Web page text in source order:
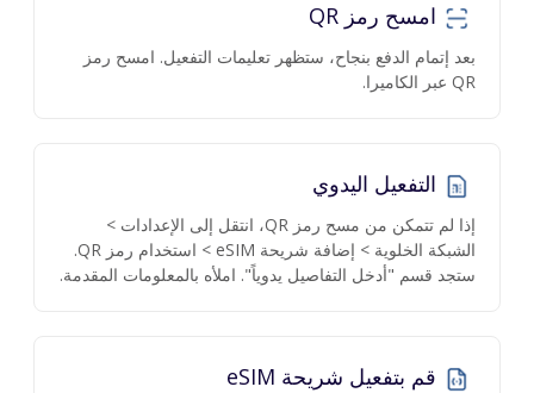
امسح رمز QR
بعد إتمام الدفع بنجاح، ستظهر تعليمات التفعيل. امسح رمز
QR عبر الكاميرا.
التفعيل اليدوي
إذا لم تتمكن من مسح رمز QR، انتقل إلى الإعدادات >
الشبكة الخلوية > إضافة شريحة eSIM > استخدام رمز QR.
ستجد قسم "أدخل التفاصيل يدوياً". املأه بالمعلومات المقدمة.
قم بتفعيل شريحة eSIM